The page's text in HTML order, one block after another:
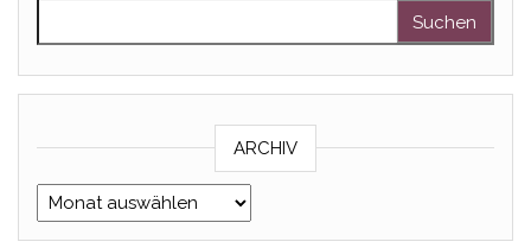
ARCHIV
Archiv